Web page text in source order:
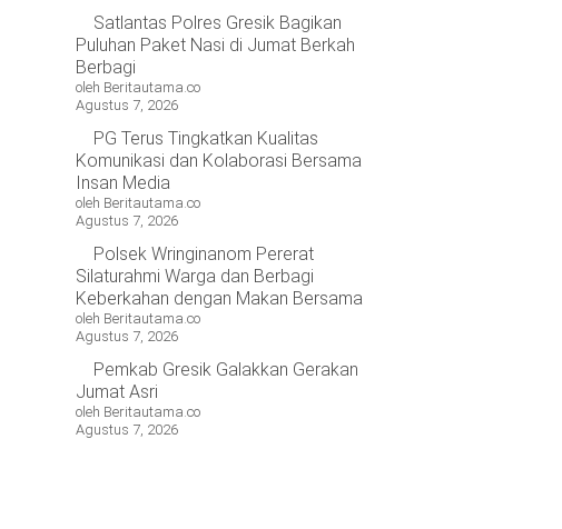
Satlantas Polres Gresik Bagikan
Puluhan Paket Nasi di Jumat Berkah
Berbagi
oleh Beritautama.co
Agustus 7, 2026
PG Terus Tingkatkan Kualitas
Komunikasi dan Kolaborasi Bersama
Insan Media
oleh Beritautama.co
Agustus 7, 2026
Polsek Wringinanom Pererat
Silaturahmi Warga dan Berbagi
Keberkahan dengan Makan Bersama
oleh Beritautama.co
Agustus 7, 2026
Pemkab Gresik Galakkan Gerakan
Jumat Asri
oleh Beritautama.co
Agustus 7, 2026